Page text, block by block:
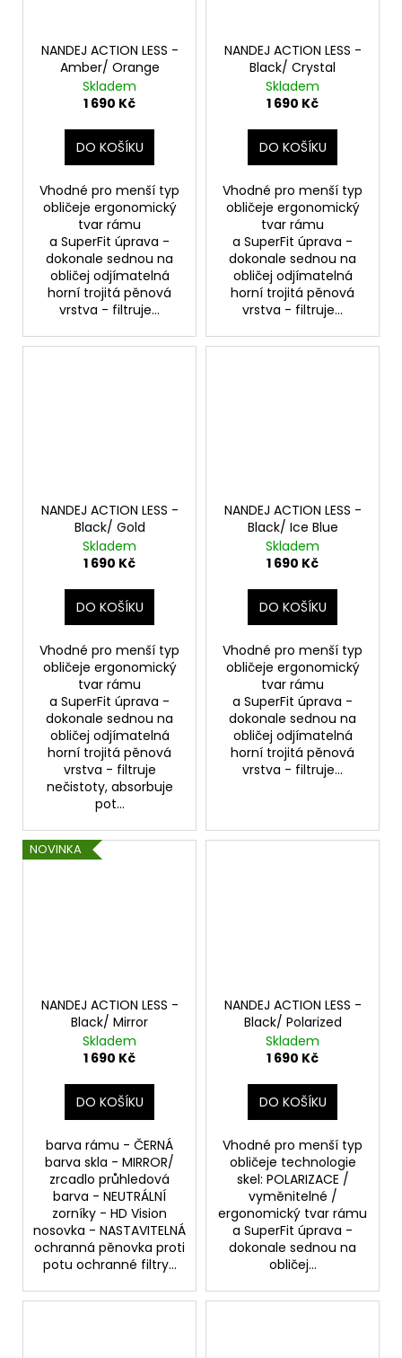
NANDEJ ACTION LESS -
Amber/ Orange
Skladem
1 690 Kč
DO KOŠÍKU
Vhodné pro menší typ
obličeje ergonomický
tvar rámu
a SuperFit úprava -
dokonale sednou na
obličej odjímatelná
horní trojitá pěnová
vrstva - filtruje...
NANDEJ ACTION LESS -
Black/ Crystal
Skladem
1 690 Kč
DO KOŠÍKU
Vhodné pro menší typ
obličeje ergonomický
tvar rámu
a SuperFit úprava -
dokonale sednou na
obličej odjímatelná
horní trojitá pěnová
vrstva - filtruje...
NANDEJ ACTION LESS -
Black/ Gold
Skladem
1 690 Kč
DO KOŠÍKU
Vhodné pro menší typ
obličeje ergonomický
tvar rámu
a SuperFit úprava -
dokonale sednou na
obličej odjímatelná
horní trojitá pěnová
vrstva - filtruje
nečistoty, absorbuje
pot...
NANDEJ ACTION LESS -
Black/ Ice Blue
Skladem
1 690 Kč
DO KOŠÍKU
Vhodné pro menší typ
obličeje ergonomický
tvar rámu
a SuperFit úprava -
dokonale sednou na
obličej odjímatelná
horní trojitá pěnová
vrstva - filtruje...
NOVINKA
NANDEJ ACTION LESS -
Black/ Mirror
Skladem
1 690 Kč
DO KOŠÍKU
barva rámu - ČERNÁ
barva skla - MIRROR/
zrcadlo průhledová
barva - NEUTRÁLNÍ
zorníky - HD Vision
nosovka - NASTAVITELNÁ
ochranná pěnovka proti
potu ochranné filtry...
NANDEJ ACTION LESS -
Black/ Polarized
Skladem
1 690 Kč
DO KOŠÍKU
Vhodné pro menší typ
obličeje technologie
skel: POLARIZACE /
vyměnitelné /
ergonomický tvar rámu
a SuperFit úprava -
dokonale sednou na
obličej...